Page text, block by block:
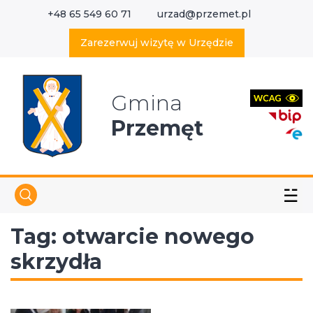
+48 65 549 60 71 urzad@przemet.pl
Zarezerwuj wizytę w Urzędzie
Gmina
Przemęt
☱
Tag: otwarcie nowego
skrzydła
Wyszukaj w serwisie